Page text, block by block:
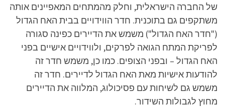
של החברה הישראלית, וחלק מהמתחים המאפיינים אותה
משתקפים גם בתוכנית. חדר הווידויים בבית האח הגדול
("חדר האח הגדול") משמש את הדיירים כפינה סגורה
לפריקת המתח הגואה לפרקים, ולווידויים אישיים בפני
האח הגדול – ובפני הצופים. כמו כן, משמש חדר זה
להודעות אישיות מאת האח הגדול לדיירים. חדר זה
משמש גם לשיחות עם פסיכולוג, המלווה את הדיירים
מחוץ לגבולות השידור.